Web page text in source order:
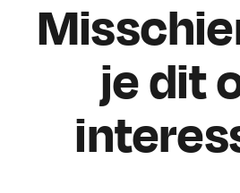
je dit